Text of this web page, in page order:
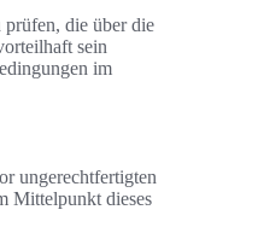
prüfen, die über die
sein
im
ungerechtfertigten
Mittelpunkt dieses